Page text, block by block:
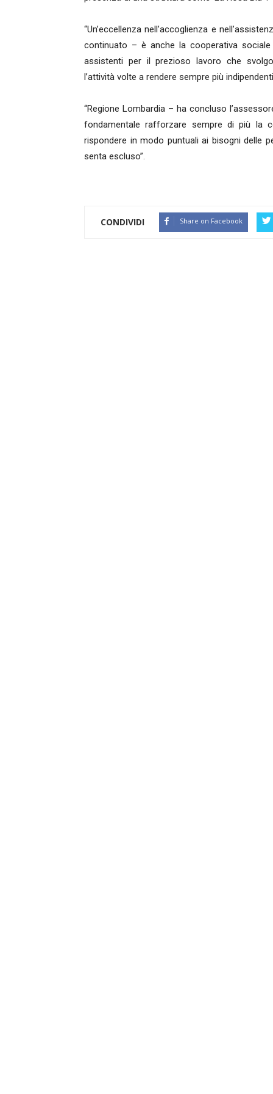
“Un’eccellenza nell’accoglienza e
continuato – è anche la cooperativa
assistenti per il prezioso lavoro che
l’attività volte a rendere sempre più
“Regione Lombardia – ha concluso
fondamentale rafforzare sempre di più la
rispondere in modo puntuali ai bisogni delle
senta escluso”.
CONDIVIDI Share on Facebook